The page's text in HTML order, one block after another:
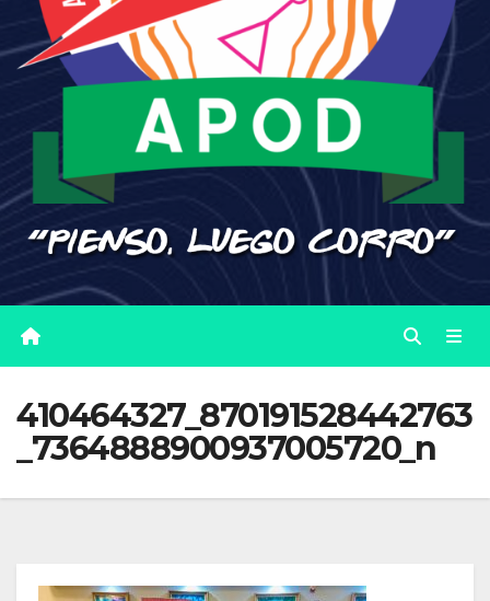
410464327_870191528442763
_7364888900937005720_n